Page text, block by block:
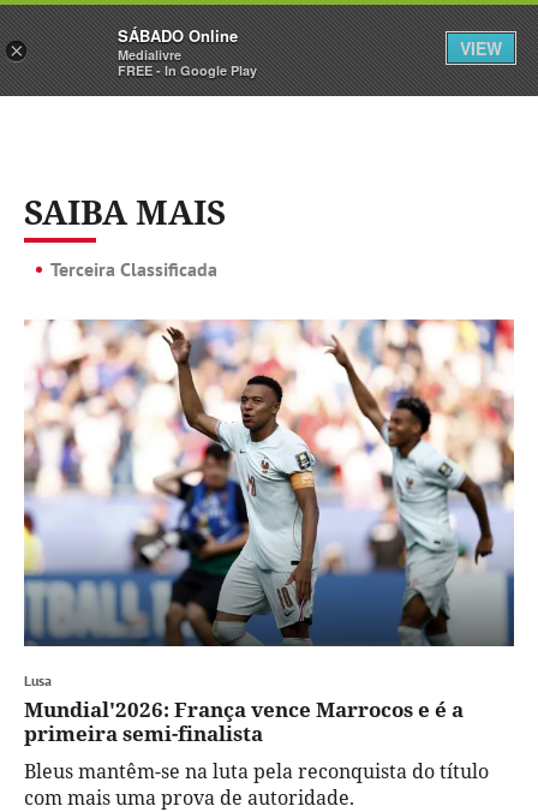
Sábado Assine Iniciar Sessão
SAIBA MAIS
Terceira Classificada
Lusa
Mundial'2026: França vence Marrocos e é a
primeira semi-finalista
Bleus mantêm-se na luta pela reconquista do título
com mais uma prova de autoridade.
×
SÁBADO Online
Medialivre
FREE - In Google Play
VIEW